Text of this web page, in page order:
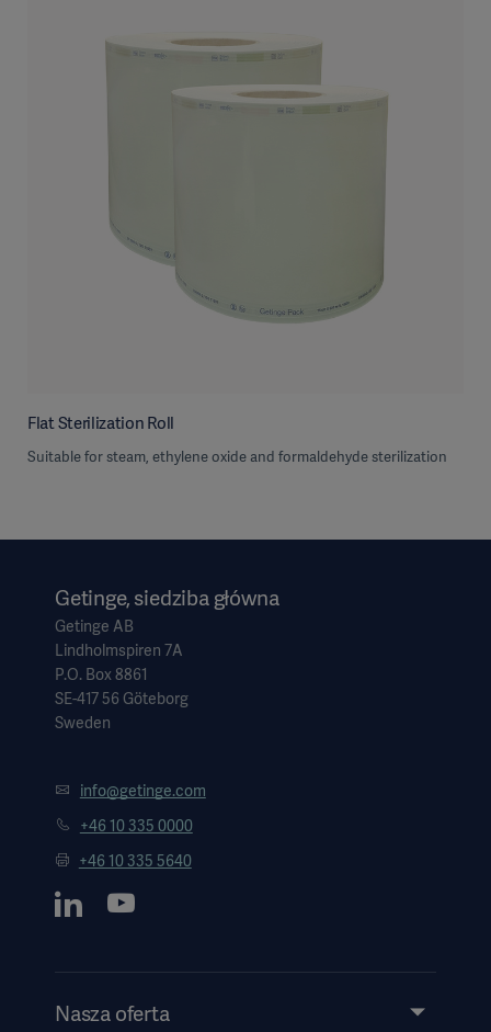
Flat Sterilization Roll
Suitable for steam, ethylene oxide and formaldehyde sterilization
Getinge, siedziba główna
Getinge AB
Lindholmspiren 7A
P.O. Box 8861
SE-417 56 Göteborg
Sweden
info@getinge.com
+46 10 335 0000
+46 10 335 5640
Nasza oferta